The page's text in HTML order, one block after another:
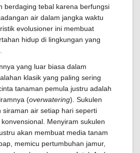
berdaging tebal karena berfungsi
air dalam jangka waktu
evolusioner ini membuat
hidup di lingkungan yang
yang luar biasa dalam
klasik yang paling sering
tanaman pemula justru adalah
(overwatering). Sukulen
siraman air setiap hari seperti
Menyiram sukulen
akan membuat media tanam
memicu pertumbuhan jamur,